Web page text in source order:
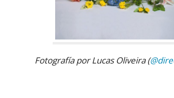
Fotografía por Lucas Oliveira (